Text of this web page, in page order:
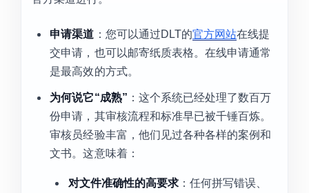
申请渠道 ：您可以通过DLT的官方网站在线提
交申请，也可以邮寄纸质表格。在线申请通常
是最高效的方式。
为何说它“成熟” ：这个系统已经处理了数百万
份申请，其审核流程和标准早已被千锤百炼。
审核员经验丰富，他们见过各种各样的案例和
文书。这意味着：
对文件准确性的高要求 ：任何拼写错误、